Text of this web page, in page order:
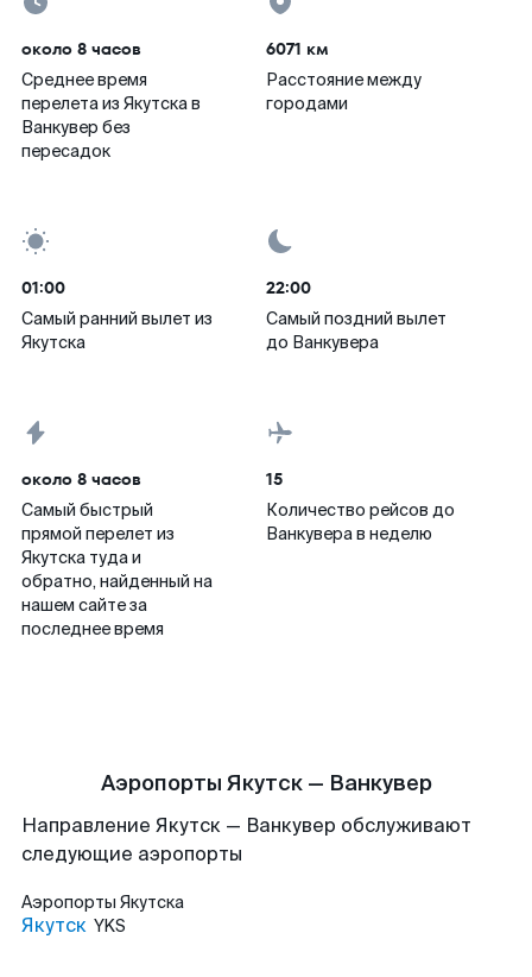
около 8 часов
Среднее время
перелета из Якутска в
Ванкувер без
пересадок
6071 км
Расстояние между
городами
01:00
Самый ранний вылет из
Якутска
22:00
Самый поздний вылет
до Ванкувера
около 8 часов
Самый быстрый
прямой перелет из
Якутска туда и
обратно, найденный на
нашем сайте за
последнее время
15
Количество рейсов до
Ванкувера в неделю
Аэропорты Якутск — Ванкувер
Направление Якутск — Ванкувер обслуживают
следующие аэропорты
Аэропорты Якутска
Якутск YKS